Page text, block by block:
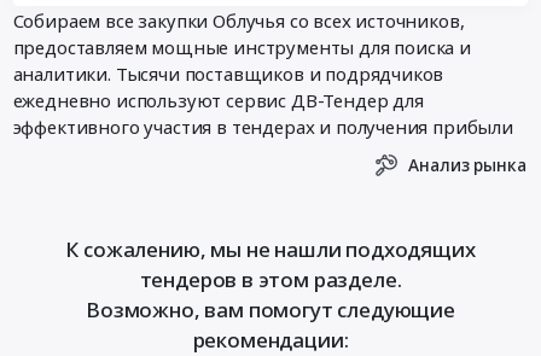
Собираем все закупки Облучья со всех источников,
предоставляем мощные инструменты для поиска и
аналитики. Тысячи поставщиков и подрядчиков
ежедневно используют сервис ДВ-Тендер для
эффективного участия в тендерах и получения прибыли
Анализ рынка
К сожалению, мы не нашли подходящих
тендеров в этом разделе.
Возможно, вам помогут следующие
рекомендации: